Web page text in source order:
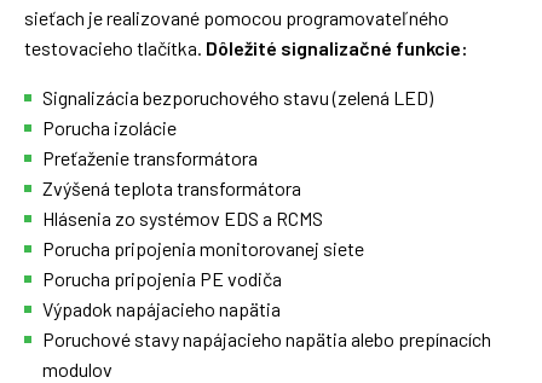
sieťach je realizované pomocou programovateľného
testovacieho tlačítka. Dôležité signalizačné funkcie:
Signalizácia bezporuchového stavu (zelená LED)
Porucha izolácie
Preťaženie transformátora
Zvýšená teplota transformátora
Hlásenia zo systémov EDS a RCMS
Porucha pripojenia monitorovanej siete
Porucha pripojenia PE vodiča
Výpadok napájacieho napätia
Poruchové stavy napájacieho napätia alebo prepínacích
modulov